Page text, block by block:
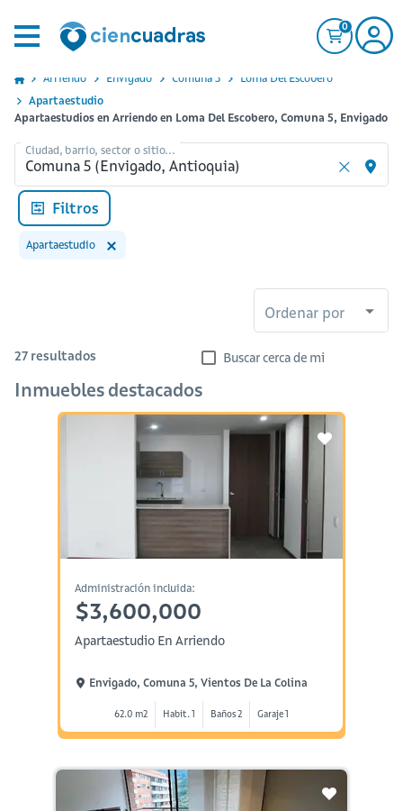
0
Arriendo Envigado Comuna 5
Loma Del Escobero
Apartaestudio
Apartaestudios en Arriendo en Loma Del Escobero, Comuna 5, Envigado
Ciudad, barrio, sector o sitio...
Filtros
Apartaestudio
Ordenar por
27 resultados Buscar cerca de mi
Inmuebles destacados
Administración incluida:
$3,600,000
Apartaestudio En Arriendo
Envigado, Comuna 5, Vientos De La Colina
62.0 m2 Habit. 1 Baños 2 Garaje 1